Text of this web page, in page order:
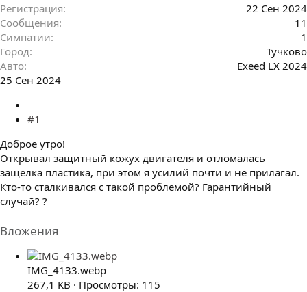
Регистрация
22 Сен 2024
Сообщения
11
Симпатии
1
Город
Тучково
Авто
Exeed LX 2024
25 Сен 2024
#1
Доброе утро!
Открывал защитный кожух двигателя и отломалась
защелка пластика, при этом я усилий почти и не прилагал.
Кто-то сталкивался с такой проблемой? Гарантийный
случай? ?
Вложения
IMG_4133.webp
267,1 KB · Просмотры: 115